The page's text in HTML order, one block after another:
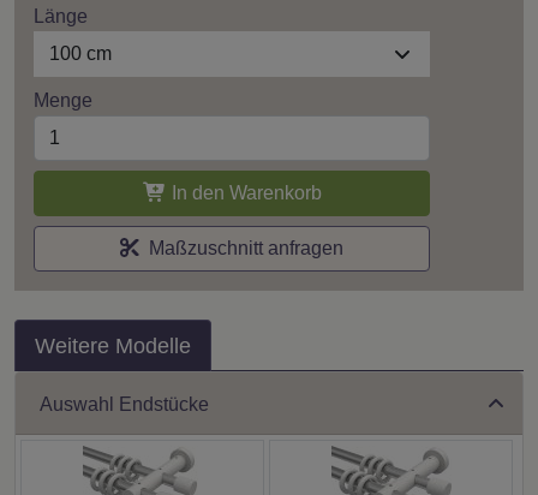
Länge
100 cm
Menge
In den Warenkorb
Maßzuschnitt anfragen
Weitere Modelle
Auswahl Endstücke